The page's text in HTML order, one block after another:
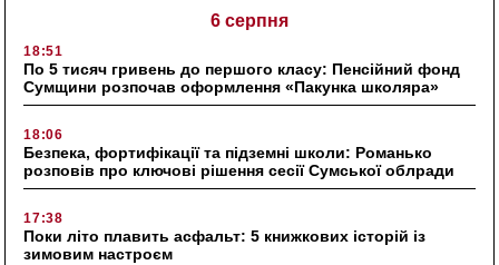
6 серпня
18:51
По 5 тисяч гривень до першого класу: Пенсійний фонд
Сумщини розпочав оформлення «Пакунка школяра»
18:06
Безпека, фортифікації та підземні школи: Романько
розповів про ключові рішення сесії Сумської облради
17:38
Поки літо плавить асфальт: 5 книжкових історій із
зимовим настроєм